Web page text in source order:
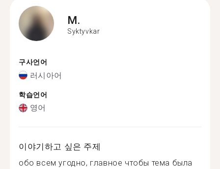
M.
Syktyvkar
구사언어
러시아어
학습언어
영어
이야기하고 싶은 주제
обо всем угодно, главное чтобы тема была